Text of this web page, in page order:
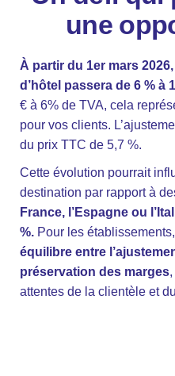
une
À partir du 1er mars
d’hôtel passera de 6 % à
€ à 6% de TVA, cela
pour vos clients.
du prix TTC de 5,7 %.
Cette évolution pourrait
destination par rapport à
France, l’Espagne ou
%. Pour les
équilibre entre
préservation des marges
attentes de la clientèle et